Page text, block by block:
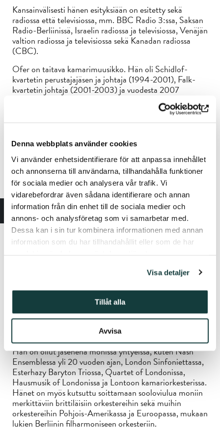
Denna webbplats använder cookies
Vi använder enhetsidentifierare för att anpassa innehållet
och annonserna till användarna, tillhandahålla funktioner
för sociala medier och analysera vår trafik. Vi
vidarebefordrar även sådana identifierare och annan
information från din enhet till de sociala medier och
annons- och analysföretag som vi samarbetar med.
Dessa kan i sin tur kombinera informationen med annan
information som du har tillhandahållit eller som de har
Visa detaljer
Tillåt alla
Avvisa
Kansainvälisesti hänen esityksiään on esitetty sekä
radiossa että televisiossa, mm. BBC Radio 3:ssa, Saksan
Radio-Berliinissä, Israelin radiossa ja televisiossa, Venäjän
valtion radiossa ja televisiossa sekä Kanadan radiossa
(CBC).
Ofer on taitava kamarimuusikko. Hän oli Schidlof-
kvartetin perustajajäsen ja johtaja (1994-2001), Falk-
kvartetin johtaja (2001-2003) ja vuodesta 2007
vuoteen 2015 Allegri-jousikvartetin johtaja, joka esiintyi
muun muassa Murray Perahian ja Jack Brymerin kanssa.
kolme Allegri-kvartetin kanssa.
Ofer on viulunsoiton professori Trinity Laban
Conservatoiressa ja Guildhall School of Music and
Dramassa. Hän pitää myös vuosittaisia mestarikursseja
Uzmah-festivaaleilla Kroatiassa.
Lontoossa syntynytRoger Chaseopiskeli Royal College
of Musicissa Bernard Shoren johdolla ja Kanadassa
Steven Starykin johdolla, ja hän työskenteli lyhyen aikaa
Hän debytoi Englannin kamariorkesterin kanssa vuonna
kamarimuusikkona suurissa kaupungeissa eri puolilla
Yhdistynyttä kuningaskuntaa, Yhdysvalloissa, Kanadassa,
Australiassa, Uudessa-Seelannissa, Japanissa, Lähi-
idässä, Intiassa, suurimmassa osassa Itä-Eurooppaa, koko
Länsi-Eurooppassa, Skandinaviassa ja Etelä-Afrikassa.
Hän on ollut jäsenenä monissa yhtyeissä, kuten Nash
Ensemblessa yli 20 vuoden ajan, London Sinfoniettassa,
Esterhazy Baryton Triossa, Quartet of Londonissa,
Hausmusik of Londonissa ja Lontoon kamariorkesterissa.
Hänet on myös kutsuttu soittamaan sooloviulua moniin
merkittäviin brittiläisiin orkestereihin sekä muihin
orkestereihin Pohjois-Amerikassa ja Euroopassa, mukaan
lukien Berliinin filharmoniseen orkesteriin.